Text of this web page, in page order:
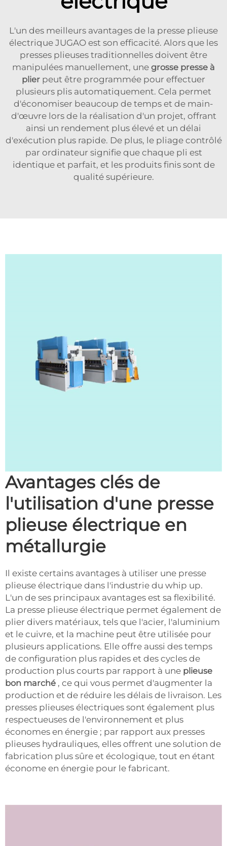
L'un des meilleurs avantages de la presse plieuse
électrique JUGAO est son efficacité. Alors que les
presses plieuses traditionnelles doivent être
manipulées manuellement, une grosse presse à
plier peut être programmée pour effectuer
plusieurs plis automatiquement. Cela permet
d'économiser beaucoup de temps et de main-
d'œuvre lors de la réalisation d'un projet, offrant
ainsi un rendement plus élevé et un délai
d'exécution plus rapide. De plus, le pliage contrôlé
par ordinateur signifie que chaque pli est
identique et parfait, et les produits finis sont de
qualité supérieure.
Avantages clés de
l'utilisation d'une presse
plieuse électrique en
métallurgie
Il existe certains avantages à utiliser une presse
plieuse électrique dans l'industrie du whip up.
L'un de ses principaux avantages est sa flexibilité.
La presse plieuse électrique permet également de
plier divers matériaux, tels que l'acier, l'aluminium
et le cuivre, et la machine peut être utilisée pour
plusieurs applications. Elle offre aussi des temps
de configuration plus rapides et des cycles de
production plus courts par rapport à une plieuse
bon marché , ce qui vous permet d'augmenter la
production et de réduire les délais de livraison. Les
presses plieuses électriques sont également plus
respectueuses de l'environnement et plus
économes en énergie ; par rapport aux presses
plieuses hydrauliques, elles offrent une solution de
fabrication plus sûre et écologique, tout en étant
économe en énergie pour le fabricant.